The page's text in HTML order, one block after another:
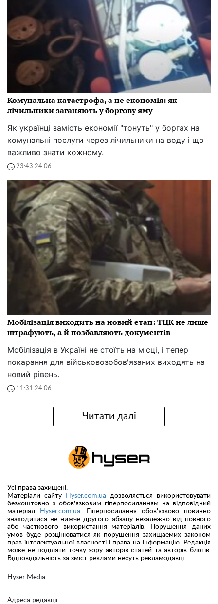
Комунальна катастрофа, а не економія: як
лічильники заганяють у боргову яму
Як українці замість економії "тонуть" у боргах на
комунальні послуги через лічильники на воду і що
важливо знати кожному.
23:43 24.06
Мобілізація виходить на новий етап: ТЦК не лише
штрафують, а й позбавляють документів
Мобілізація в Україні не стоїть на місці, і тепер
покарання для військовозобов'язаних виходять на
новий рівень.
11:31 24.06
Читати далі
Hyser Media
Адреса редакції
Усі права захищені.
Матеріали сайту
Hyser.com.ua дозволяється використовувати
безкоштовно з обов'язковим гіперпосиланням на відповідний
матеріал
Hyser.com.ua . Гіперпосилання обов'язково повинно
знаходитися не нижче другого абзацу незалежно від повного
або часткового використання матеріалів. Порушення даних
умов буде розцінюватися як порушення захищаемих законом
прав інтелектуальної власності і права на інформацію. Редакція
може не поділяти точку зору авторів статей та авторів блогів.
Відповідальність за зміст реклами несуть рекламодавці.